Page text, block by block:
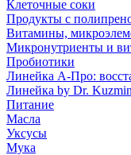
Клеточные соки
Продукты с
Витамины,
Микронутриенты и
Пробиотики
Линейка А-Про:
Линейка by Dr.
Питание
Масла
Уксусы
Мука